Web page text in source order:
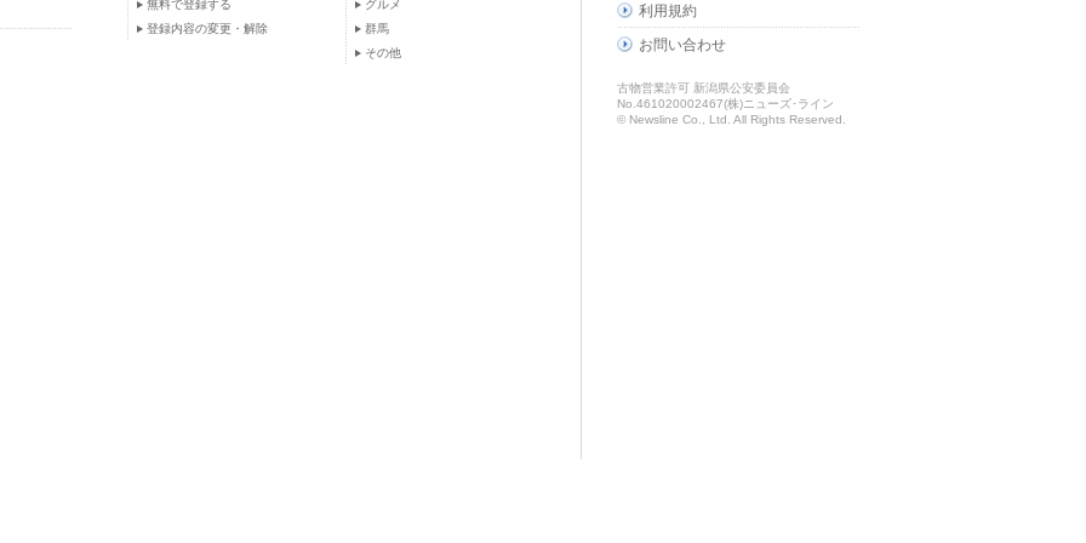
無料で登録する
登録内容の変更・解除
グルメ
群馬
その他
利用規約
お問い合わせ
古物営業許可 新潟県公安委員会
No.461020002467(株)ニューズ･ライン
© Newsline Co., Ltd. All Rights Reserved.